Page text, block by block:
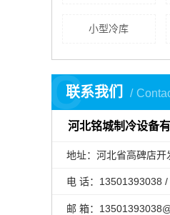
小型冷库
联系我们
C
河北铭城制冷设备
地址：河北省高碑店开
电 话：13501393038
邮 箱：